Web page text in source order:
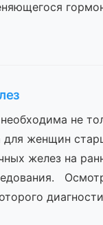
не
для женщин
желез на